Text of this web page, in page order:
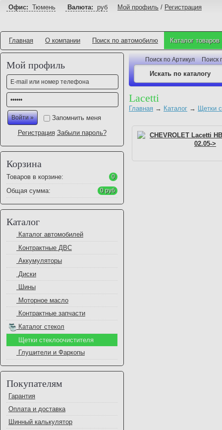
Офис: Тюмень Валюта: руб Мой профиль / Регистрация
Главная О компании Поиск по автомобилю Каталог товаров
Мой профиль
Запомнить меня
Регистрация Забыли пароль?
Корзина
Товаров в корзине: 0
Общая сумма: 0 руб
Каталог
Каталог автомобилей
Контрактные ДВС
Аккумуляторы
Диски
Шины
Моторное масло
Контрактные запчасти
Каталог стекол
Щетки стеклоочистителя
Глушители и Фаркопы
Покупателям
Гарантия
Оплата и доставка
Шинный калькулятор
Поиск по Артикул Поиск
Lacetti
Главная → Каталог → Щетки
CHEVROLET Lacetti
02.05->